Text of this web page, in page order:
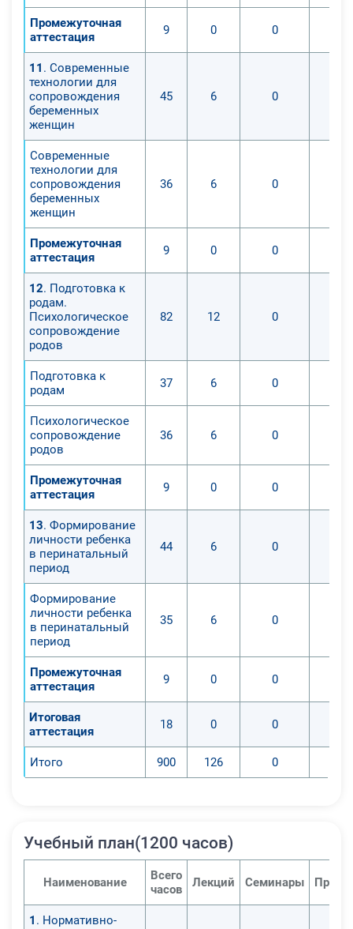
Промежуточная
аттестация
9 0 0
11 . Современные
технологии для
сопровождения
беременных
женщин
45 6 0
Современные
технологии для
сопровождения
беременных
женщин
36 6 0
Промежуточная
аттестация
9 0 0
12. Подготовка к
родам.
Психологическое
сопровождение
родов
82 12 0
Подготовка к
родам
37 6 0
Психологическое
сопровождение
родов
36 6 0
Промежуточная
аттестация
9 0 0
13. Формирование
личности ребенка
в перинатальный
период
44 6 0
Формирование
личности ребенка
в перинатальный
период
35 6 0
Промежуточная
аттестация
9 0 0
Итоговая
аттестация
18 0 0
Итого 900 126 0
Учебный план(1200 часов)
Наименование
Всего
часов
Лекций Семинары
1 . Нормативно-